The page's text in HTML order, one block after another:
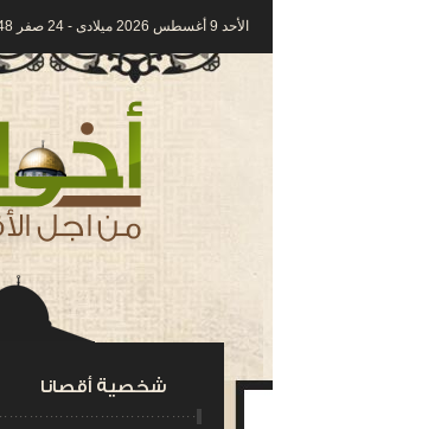
الأحد 9 أغسطس 2026 ميلادى - 24 صفر 1448 هجرى
شخصية أقصانا